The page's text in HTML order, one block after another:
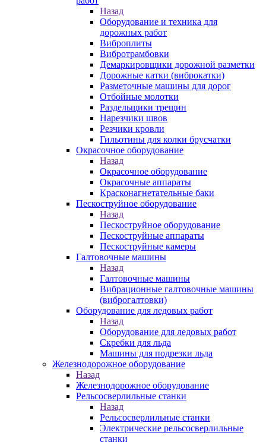
Назад
Оборудование и техника для
дорожных работ
Виброплиты
Вибротрамбовки
Демаркировщики дорожной разметки
Дорожные катки (виброкатки)
Разметочные машины для дорог
Отбойные молотки
Раздельщики трещин
Нарезчики швов
Резчики кровли
Гильотины для колки брусчатки
Окрасочное оборудование
Назад
Окрасочное оборудование
Окрасочные аппараты
Красконагнетательные баки
Пескоструйное оборудование
Назад
Пескоструйное оборудование
Пескоструйные аппараты
Пескоструйные камеры
Галтовочные машины
Назад
Галтовочные машины
Вибрационные галтовочные машины
(виброгалтовки)
Оборудование для ледовых работ
Назад
Оборудование для ледовых работ
Скребки для льда
Машины для подрезки льда
Железнодорожное оборудование
Назад
Железнодорожное оборудование
Рельсосверлильные станки
Назад
Рельсосверлильные станки
Электрические рельсосверлильные
станки